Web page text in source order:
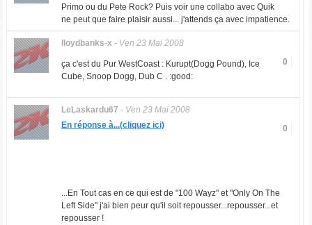
Primo ou du Pete Rock? Puis voir une collabo avec Quik
ne peut que faire plaisir aussi... j'attends ça avec impatience.
lloydbanks-x - Ven 23 Mai 2008
0
ça c'est du Pur WestCoast : Kurupt(Dogg Pound), Ice
Cube, Snoop Dogg, Dub C . :good:
LeLaskardu67 - Ven 23 Mai 2008
0
En réponse à...(cliquez ici)
...En Tout cas en ce qui est de "100 Wayz" et "Only On The
Left Side" j'ai bien peur qu'il soit repousser...repousser...et
repousser !